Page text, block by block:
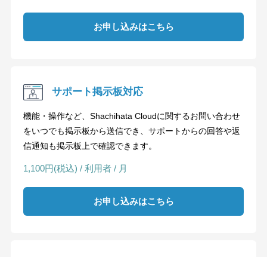
お申し込みはこちら
サポート掲示板対応
機能・操作など、Shachihata Cloudに関するお問い合わせ
をいつでも掲示板から送信でき、サポートからの回答や返
信通知も掲示板上で確認できます。
1,100円(税込) / 利用者 / 月
お申し込みはこちら